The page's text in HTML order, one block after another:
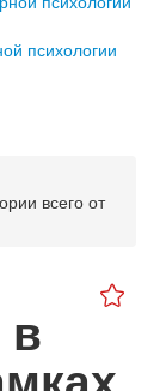
психологии
всего от
в